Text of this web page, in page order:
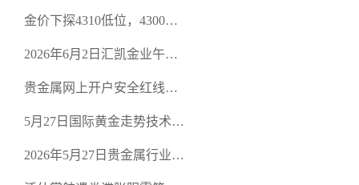
金价下探4310低位，4300关
2026年6月2日汇凯金业午盘
空头清算算法如何布防？
贵金属网上开户安全红线：
恶意洗盘陷阱
5月27日国际黄金走势技术盘
规黄金平台全方位行情解析
2026年5月27日贵金属行业新